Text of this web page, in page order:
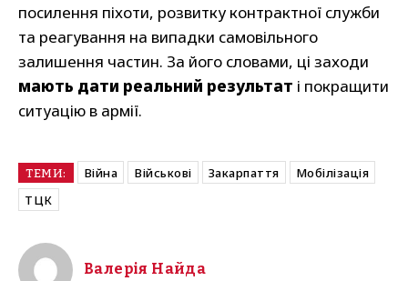
посилення піхоти, розвитку контрактної служби
та реагування на випадки самовільного
залишення частин. За його словами, ці заходи
мають дати реальний результат і покращити
ситуацію в армії.
ТЕМИ: Війна Військові Закарпаття
Мобілізація
ТЦК
Валерія Найда